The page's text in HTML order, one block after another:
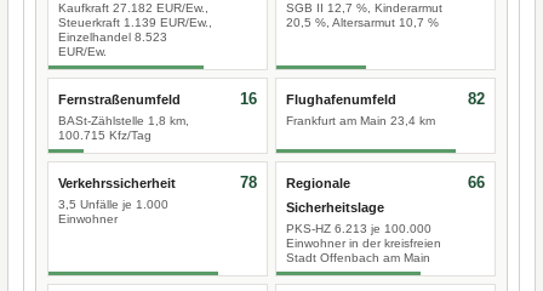
Kaufkraft 27.182 EUR/Ew.,
Steuerkraft 1.139 EUR/Ew.,
Einzelhandel 8.523
EUR/Ew.
SGB II 12,7 %, Kinderarmut
20,5 %, Altersarmut 10,7 %
Fernstraßenumfeld
BASt-Zählstelle 1,8 km,
100.715 Kfz/Tag
16 Flughafenumfeld
Frankfurt am Main 23,4 km
82
Verkehrssicherheit
3,5 Unfälle je 1.000
Einwohner
78
Regionale
Sicherheitslage
PKS-HZ 6.213 je 100.000
Einwohner in der kreisfreien
Stadt Offenbach am Main
66